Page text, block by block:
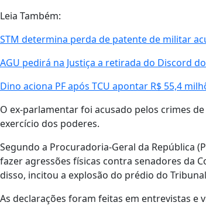
Leia Também:
STM determina perda de patente de militar
AGU pedirá na Justiça a retirada do Discord
Dino aciona PF após TCU apontar R$ 55,4
O ex-parlamentar foi acusado pelos crimes
exercício dos poderes.
Segundo a Procuradoria-Geral da República
fazer agressões físicas contra senadores da
disso, incitou a explosão do prédio do
As declarações foram feitas em entrevistas e